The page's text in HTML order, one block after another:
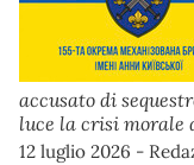
accusato di
luce la crisi morale
12 luglio 2026 -